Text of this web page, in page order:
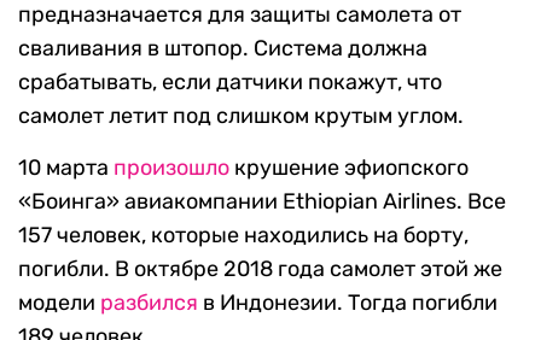
предназначается для защиты самолета от
сваливания в штопор. Система должна
срабатывать, если датчики покажут, что
самолет летит под слишком крутым углом.
10 марта произошло крушение эфиопского
«Боинга» авиакомпании Ethiopian Airlines. Все
157 человек, которые находились на борту,
погибли. В октябре 2018 года самолет этой же
модели разбился в Индонезии. Тогда погибли